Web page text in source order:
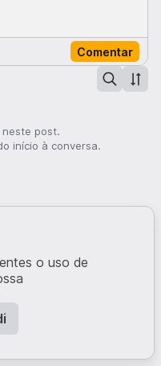
Comentar
neste post.
início à conversa.
o uso de